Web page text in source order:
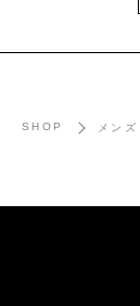
SHOP メンズ